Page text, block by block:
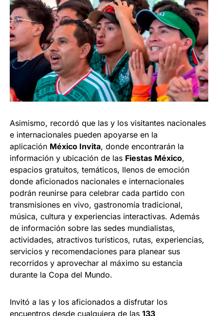
Asimismo, recordó que las y los visitantes nacionales
e internacionales pueden apoyarse en la
aplicación México Invita, donde encontrarán la
información y ubicación de las Fiestas México,
espacios gratuitos, temáticos, llenos de emoción
donde aficionados nacionales e internacionales
podrán reunirse para celebrar cada partido con
transmisiones en vivo, gastronomía tradicional,
música, cultura y experiencias interactivas. Además
de información sobre las sedes mundialistas,
actividades, atractivos turísticos, rutas, experiencias,
servicios y recomendaciones para planear sus
recorridos y aprovechar al máximo su estancia
durante la Copa del Mundo.
Invitó a las y los aficionados a disfrutar los
encuentros desde cualquiera de las 133